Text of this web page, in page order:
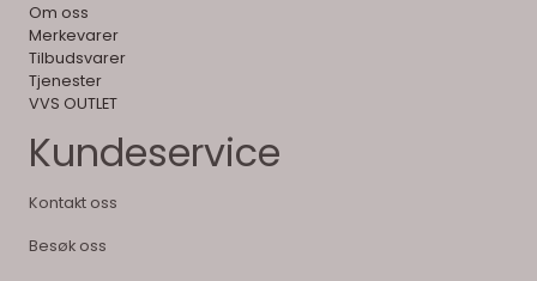
Om oss
Merkevarer
Tilbudsvarer
Tjenester
VVS OUTLET
Kundeservice
Kontakt oss
Besøk oss